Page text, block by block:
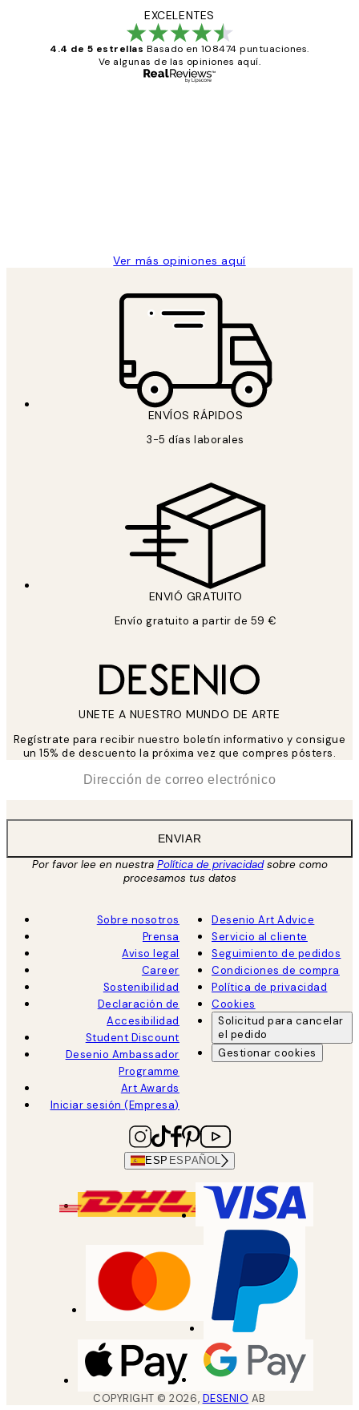
EXCELENTES
4.4 de 5 estrellas Basado en 108474 puntuaciones.
Ve algunas de las opiniones aquí.
Ver más opiniones aquí
ENVÍOS RÁPIDOS
3-5 días laborales
ENVIÓ GRATUITO
Envío gratuito a partir de 59 €
UNETE A NUESTRO MUNDO DE ARTE
Regístrate para recibir nuestro boletín informativo y consigue
un 15% de descuento la próxima vez que compres pósters.
ENVIAR
Por favor lee en nuestra Política de privacidadsobre como
procesamos tus datos
Sobre nosotros
Prensa
Aviso legal
Career
Sostenibilidad
Declaración de
Accesibilidad
Student Discount
Desenio Ambassador
Programme
Art Awards
Iniciar sesión (Empresa)
Desenio Art Advice
Servicio al cliente
Seguimiento de pedidos
Condiciones de compra
Política de privacidad
Cookies
Solicitud para cancelar
el pedido
Gestionar cookies
ESP ESPAÑOL
COPYRIGHT ©2026, DESENIO AB